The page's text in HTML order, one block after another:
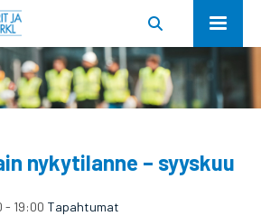
nykytilanne – syyskuu
- 19:00 Tapahtumat